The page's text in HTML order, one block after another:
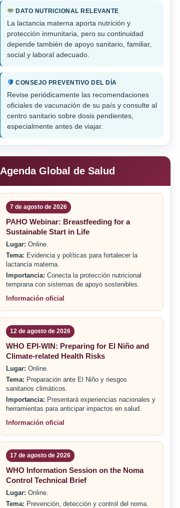
DATO NUTRICIONAL RELEVANTE
La lactancia materna aporta nutrición y
protección inmunitaria, pero su continuidad
depende también de apoyo sanitario, familiar,
social y laboral adecuado.
CONSEJO PREVENTIVO DEL DÍA
Revise periódicamente las recomendaciones
oficiales de vacunación de su país y consulte al
centro sanitario sobre dosis pendientes,
especialmente antes de viajar.
Agenda Global de Salud
7 de agosto de 2026
PAHO Webinar: Breastfeeding for a
Sustainable Start in Life
Lugar: Online.
Tema: Evidencia y políticas para fortalecer la
lactancia materna.
Importancia: Conecta la protección nutricional
temprana con sistemas de apoyo sostenibles.
Información oficial
12 de agosto de 2026
WHO EPI-WIN: Preparing for El Niño and
Climate-related Health Risks
Lugar: Online.
Tema: Preparación ante El Niño y riesgos
sanitarios climáticos.
Importancia: Presentará experiencias nacionales y
herramientas para anticipar impactos en salud.
Información oficial
17 de agosto de 2026
WHO Information Session on the Noma
Control Technical Brief
Lugar: Online.
Tema: Prevención, detección y control del noma.